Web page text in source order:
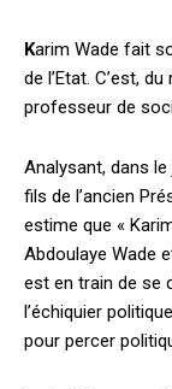
Karim Wade fait
de l’Etat. C’est,
professeur de
Analysant, dans le
fils de l’ancien
estime que «
Abdoulaye Wade
est en train de se
l’échiquier
pour percer